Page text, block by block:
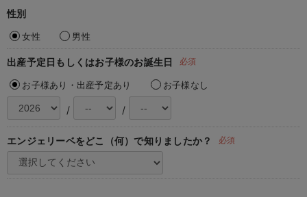
性別
女性 男性
出産予定日もしくはお子様のお誕生日 必須
お子様あり・出産予定あり お子様なし
/ /
エンジェリーベをどこ（何）で知りましたか？ 必須